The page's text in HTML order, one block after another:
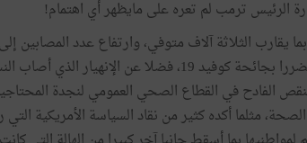
يقارب الثلاثة آلاف متوفي، وارتفاع عدد المصابين
الستمائة ألف مصاب بما يجعلها في صدارة دول العالم الأكثر تضررا بجائحة كوفيد 19، فضلا عن الإنهيار
الفادح في القطاع الصحي العمومي لنجدة
مثلما أكده كثير من نقاد السياسة الأمريكية التي